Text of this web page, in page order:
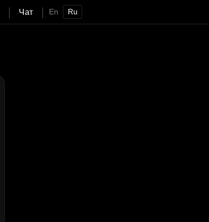
| Чат | En Ru